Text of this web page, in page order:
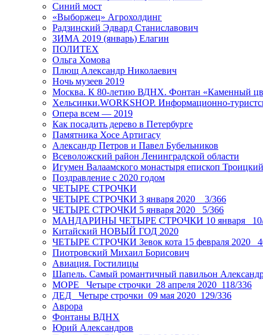
Синий мост
«Выборжец» Агрохолдинг
Радзинский Эдвард Станиславович
ЗИМА 2019 (январь) Елагин
ПОЛИТЕХ
Ольга Хомова
Плющ Александр Николаевич
Ночь музеев 2019
Москва. К 80-летию ВДНХ. Фонтан «Каменный
Хельсинки.WORKSHOP. Информационно-
Опера всем — 2019
Как посадить дерево в Петербурге
Памятника Хосе Артигасу
Александр Петров и Павел Бубельников
Всеволожский район Ленинградской области
Игумен Валаамского монастыря епископ
Поздравление с 2020 годом
ЧЕТЫРЕ СТРОЧКИ
ЧЕТЫРЕ СТРОЧКИ 3 января 2020 _ 3/366
ЧЕТЫРЕ СТРОЧКИ 5 января 2020_ 5/366
МАНДАРИНЫ ЧЕТЫРЕ СТРОЧКИ 10 января _10/
Китайский НОВЫЙ ГОД 2020
ЧЕТЫРЕ СТРОЧКИ Зевок кота 15 февраля 2020_
Пиотровский Михаил Борисович
Авиация. Гостилицы
Шапель. Самый романтичный павильон
МОРЕ _Четыре строчки_28 апреля 2020_118/336
ДЕД _Четыре строчки_09 мая 2020_129/336
Аврора
Фонтаны ВДНХ
Юрий Александров